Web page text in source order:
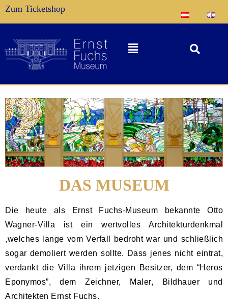
Zum Ticketshop
DAS MUSEUM
Die heute als Ernst Fuchs-Museum bekannte Otto
Wagner-Villa ist ein wertvolles Architekturdenkmal
,welches lange vom Verfall bedroht war und schließlich
sogar demoliert werden sollte. Dass jenes nicht eintrat,
verdankt die Villa ihrem jetzigen Besitzer, dem “Heros
Eponymos”, dem Zeichner, Maler, Bildhauer und
Architekten Ernst Fuchs.